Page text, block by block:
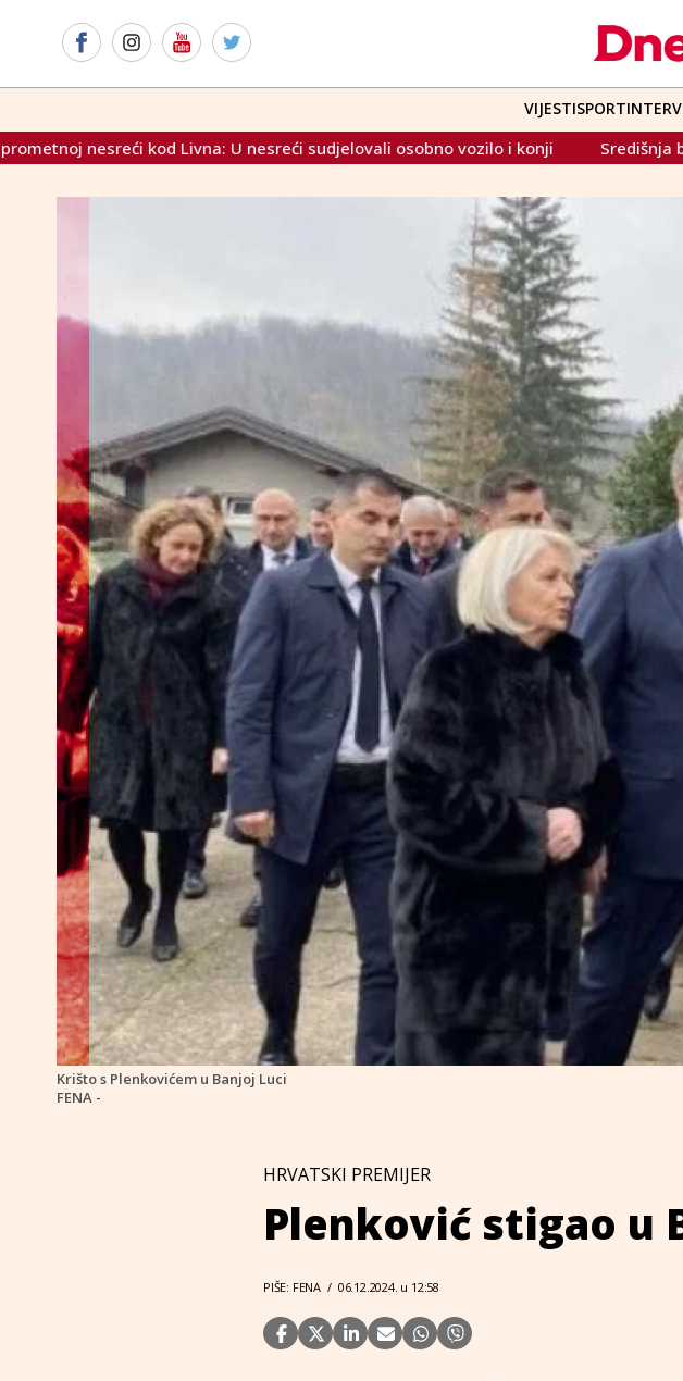
VIJESTISPORT
U nesreći sudjelovali osobno vozilo i konji Središnja banka BiH raspisala
Krišto s Plenkovićem u Banjoj Luci
FENA -
HRVATSKI PREMIJER
Plenković stigao u
PIŠE: FENA / 06.12.2024. u 12:58